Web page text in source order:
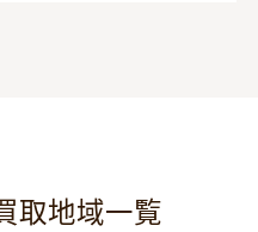
取地域一覧